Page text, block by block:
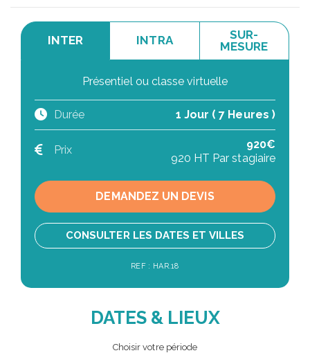
INTER INTRA
SUR-
MESURE
Présentiel ou classe virtuelle
Durée 1 Jour ( 7 Heures )
Prix
920€
920 HT Par stagiaire
DEMANDEZ UN DEVIS
CONSULTER LES DATES ET VILLES
REF : HAR.18
DATES & LIEUX
Choisir votre période